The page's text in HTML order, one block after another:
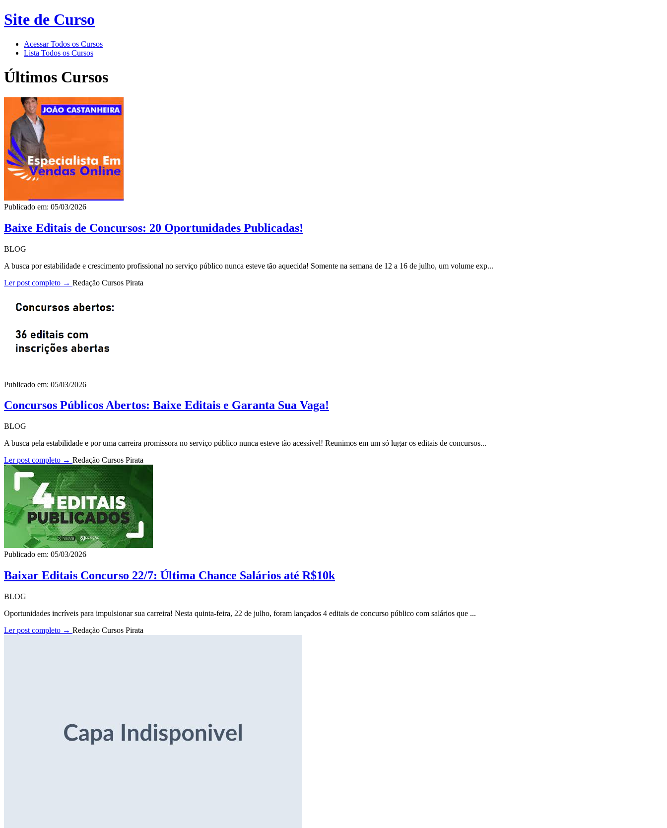
Site de Curso
Acessar Todos os Cursos
Lista Todos os Cursos
Últimos Cursos
Publicado em: 05/03/2026
Baixe Editais de Concursos: 20 Oportunidades Publicadas!
BLOG
A busca por estabilidade e crescimento profissional no serviço público nunca esteve tão aquecida! Somente na semana de 12 a 16 de julho, um volume exp...
Ler post completo → Redação Cursos Pirata
Publicado em: 05/03/2026
Concursos Públicos Abertos: Baixe Editais e Garanta Sua Vaga!
BLOG
A busca pela estabilidade e por uma carreira promissora no serviço público nunca esteve tão acessível! Reunimos em um só lugar os editais de concursos...
Ler post completo → Redação Cursos Pirata
Publicado em: 05/03/2026
Baixar Editais Concurso 22/7: Última Chance Salários até R$10k
BLOG
Oportunidades incríveis para impulsionar sua carreira! Nesta quinta-feira, 22 de julho, foram lançados 4 editais de concurso público com salários que ...
Ler post completo → Redação Cursos Pirata